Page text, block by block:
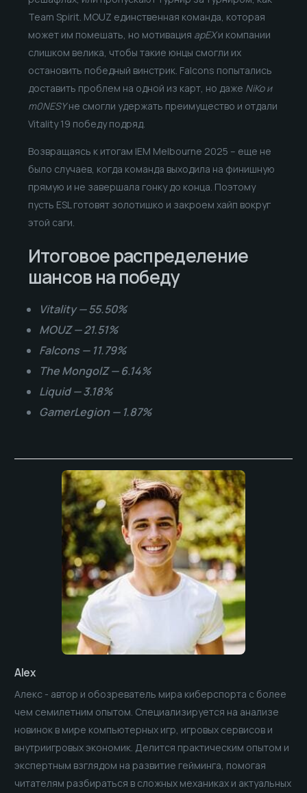
Team Spirit. MOUZ единственная команда, которая
может им помешать, но мотивация apEXи компании
слишком велика, чтобы такие юнцы смогли их
остановить победный винстрик. Falcons попытались
доставить проблем на одной из карт, но даже NiKo и
m0NESYне смогли удержать преимущество и отдали
Vitality 19 победу подряд.
Возвращаясь к итогам IEM Melbourne 2025 – еще не
было случаев, когда команда выходила на финишную
прямую и не завершала гонку до конца. Поэтому
пусть ESL готовят золотишко и закроем хайп вокруг
этой саги.
Итоговое распределение
шансов на победу
Vitality — 55.50%
MOUZ — 21.51%
Falcons — 11.79%
The MongolZ — 6.14%
Liquid — 3.18%
GamerLegion — 1.87%
Alex
Алекс - автор и обозреватель мира киберспорта с более
чем семилетним опытом. Специализируется на анализе
новинок в мире компьютерных игр, игровых сервисов и
внутриигровых экономик. Делится практическим опытом и
экспертным взглядом на развитие гейминга, помогая
читателям разбираться в сложных механиках и актуальных